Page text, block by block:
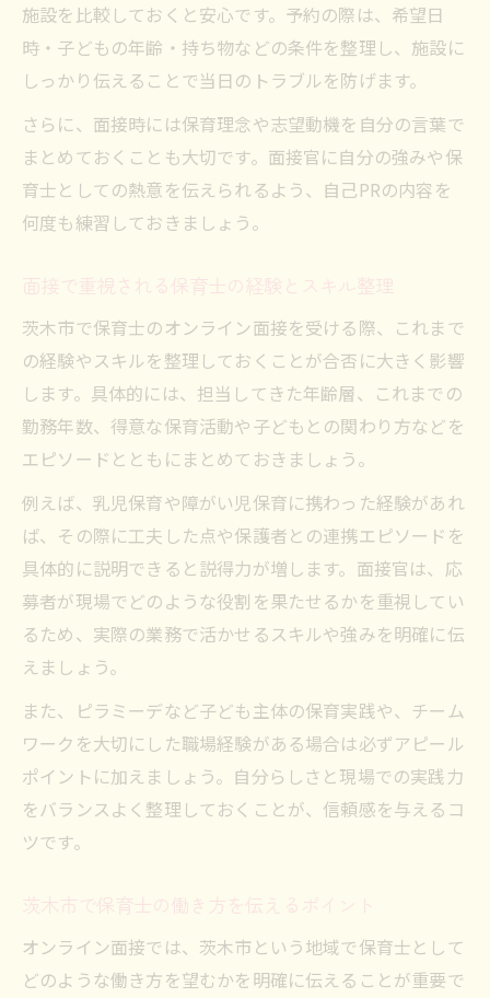
施設を比較しておくと安心です。予約の際は、希望日
時・子どもの年齢・持ち物などの条件を整理し、施設に
しっかり伝えることで当日のトラブルを防げます。
さらに、面接時には保育理念や志望動機を自分の言葉で
まとめておくことも大切です。面接官に自分の強みや保
育士としての熱意を伝えられるよう、自己PRの内容を
何度も練習しておきましょう。
面接で重視される保育士の経験とスキル整理
茨木市で保育士のオンライン面接を受ける際、これまで
の経験やスキルを整理しておくことが合否に大きく影響
します。具体的には、担当してきた年齢層、これまでの
勤務年数、得意な保育活動や子どもとの関わり方などを
エピソードとともにまとめておきましょう。
例えば、乳児保育や障がい児保育に携わった経験があれ
ば、その際に工夫した点や保護者との連携エピソードを
具体的に説明できると説得力が増します。面接官は、応
募者が現場でどのような役割を果たせるかを重視してい
るため、実際の業務で活かせるスキルや強みを明確に伝
えましょう。
また、ピラミーデなど子ども主体の保育実践や、チーム
ワークを大切にした職場経験がある場合は必ずアピール
ポイントに加えましょう。自分らしさと現場での実践力
をバランスよく整理しておくことが、信頼感を与えるコ
ツです。
茨木市で保育士の働き方を伝えるポイント
オンライン面接では、茨木市という地域で保育士として
どのような働き方を望むかを明確に伝えることが重要で